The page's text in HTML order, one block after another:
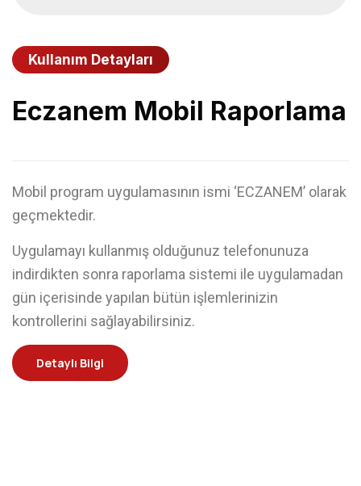
Kullanım Detayları
Eczanem Mobil Raporlama
Mobil program uygulamasının ismi ‘ECZANEM’ olarak
geçmektedir.
Uygulamayı kullanmış olduğunuz telefonunuza
indirdikten sonra raporlama sistemi ile uygulamadan
gün içerisinde yapılan bütün işlemlerinizin
kontrollerini sağlayabilirsiniz.
Detaylı Bilgi